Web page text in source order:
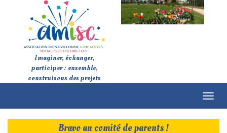
Imaginer, échanger,
participer : ensemble,
construisons des projets
Bravo au comité de parents !